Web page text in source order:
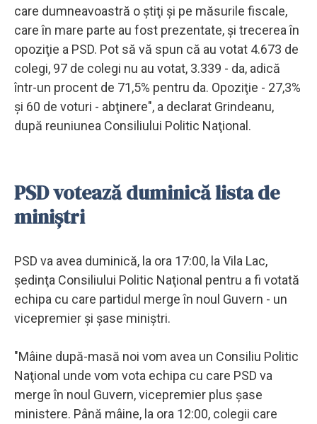
care dumneavoastră o ştiţi şi pe măsurile fiscale,
care în mare parte au fost prezentate, şi trecerea în
opoziţie a PSD. Pot să vă spun că au votat 4.673 de
colegi, 97 de colegi nu au votat, 3.339 - da, adică
într-un procent de 71,5% pentru da. Opoziţie - 27,3%
şi 60 de voturi - abţinere", a declarat Grindeanu,
după reuniunea Consiliului Politic Naţional.
PSD votează duminică lista de
miniştri
PSD va avea duminică, la ora 17:00, la Vila Lac,
şedinţa Consiliului Politic Naţional pentru a fi votată
echipa cu care partidul merge în noul Guvern - un
vicepremier şi şase miniştri.
"Mâine după-masă noi vom avea un Consiliu Politic
Naţional unde vom vota echipa cu care PSD va
merge în noul Guvern, vicepremier plus şase
ministere. Până mâine, la ora 12:00, colegii care